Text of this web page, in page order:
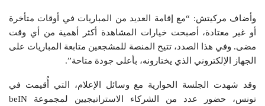
وأضاف مركيتش: “مع إقامة العديد من المباريات في أوقات متأخرة
أو غير معتادة، أصبحت خيارات المشاهدة أكثر أهمية من أي وقت
مضى. وفي هذا الصدد، تتيح المنصة للمشجعين متابعة المباريات على
الجهاز الإلكتروني الذي يختارونه، بأعلى جودة متاحة”.
وقد شهدت الجلسة الحوارية مع وسائل الإعلام، التي أُقيمت في
تونس، حضور عدد من الشركاء الاستراتيجيين لمجموعة beIN